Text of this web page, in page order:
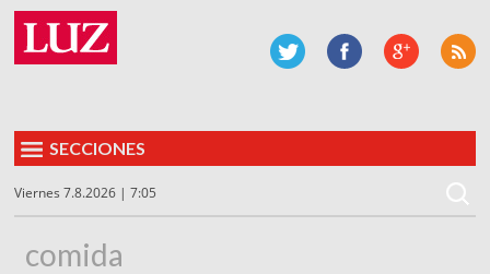
SECCIONES
Viernes 7.8.2026 | 7:05
comida